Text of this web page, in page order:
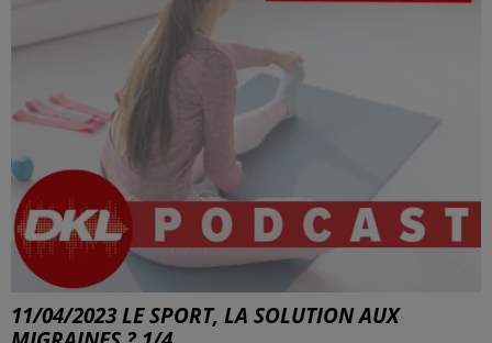
11/04/2023 LE SPORT, LA SOLUTION AUX